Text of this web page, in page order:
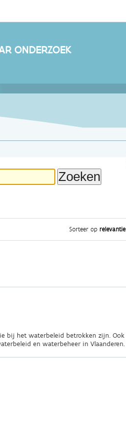
ONDERZOEK
Sorteer op relevantie
bij het waterbeleid betrokken zijn. Ook
en waterbeheer in Vlaanderen.